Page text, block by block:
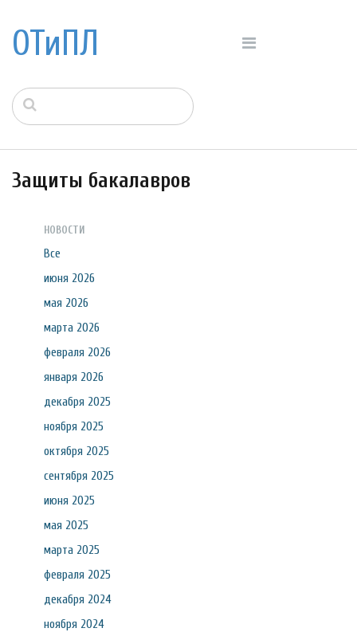
ОТиПЛ
Защиты бакалавров
НОВОСТИ
Все
июня 2026
мая 2026
марта 2026
февраля 2026
января 2026
декабря 2025
ноября 2025
октября 2025
сентября 2025
июня 2025
мая 2025
марта 2025
февраля 2025
декабря 2024
ноября 2024